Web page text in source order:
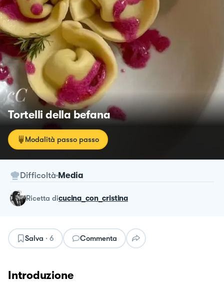
Tortelli della befana
Modalità passo passo
Difficoltà Media
ricetta dicucina_con_cristina
Salva · 6 Commenta
Introduzione